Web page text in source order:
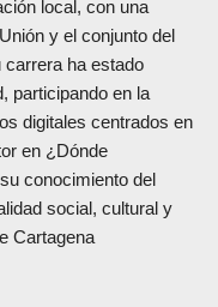
local, con una
y el conjunto del
carrera ha estado
participando en la
digitales centrados en
en ¿Dónde
conocimiento del
social, cultural y
Cartagena